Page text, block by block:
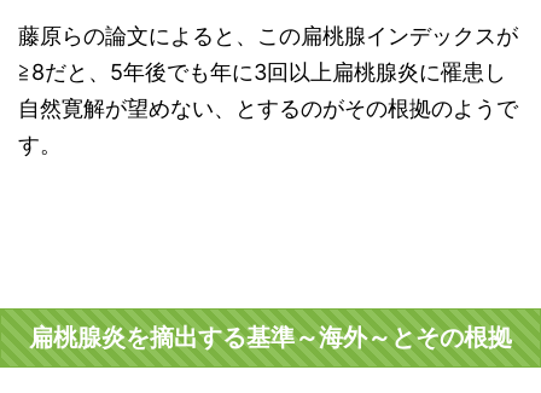
藤原らの論文によると、この扁桃腺インデックスが
≧8だと、5年後でも年に3回以上扁桃腺炎に罹患し
自然寛解が望めない、とするのがその根拠のようで
す。
扁桃腺炎を摘出する基準～海外～とその根拠